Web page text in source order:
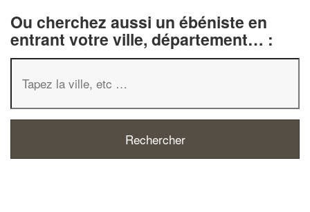
Ou cherchez aussi un ébéniste en
entrant votre ville, département… :